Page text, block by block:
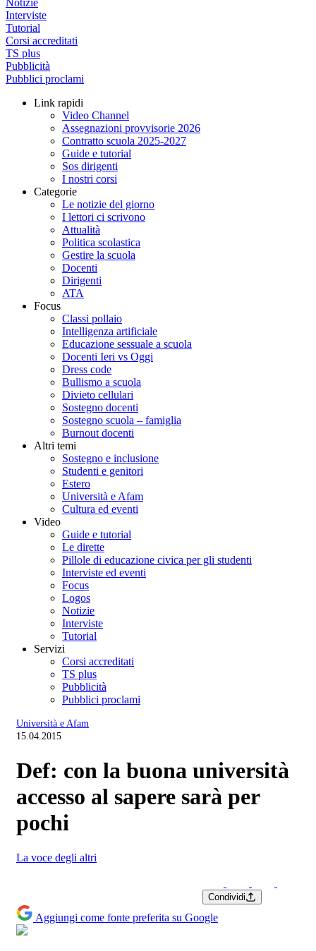
Notizie
Interviste
Tutorial
Corsi accreditati
TS plus
Pubblicità
Pubblici proclami
Link rapidi
Video Channel
Assegnazioni provvisorie 2026
Contratto scuola 2025-2027
Guide e tutorial
Sos dirigenti
I nostri corsi
Categorie
Le notizie del giorno
I lettori ci scrivono
Attualità
Politica scolastica
Gestire la scuola
Docenti
Dirigenti
ATA
Focus
Classi pollaio
Intelligenza artificiale
Educazione sessuale a scuola
Docenti Ieri vs Oggi
Dress code
Bullismo a scuola
Divieto cellulari
Sostegno docenti
Sostegno scuola – famiglia
Burnout docenti
Altri temi
Sostegno e inclusione
Studenti e genitori
Estero
Università e Afam
Cultura ed eventi
Video
Guide e tutorial
Le dirette
Pillole di educazione civica per gli studenti
Interviste ed eventi
Focus
Logos
Notizie
Interviste
Tutorial
Servizi
Corsi accreditati
TS plus
Pubblicità
Pubblici proclami
Università e Afam
15.04.2015
Def: con la buona università
accesso al sapere sarà per
pochi
La voce degli altri
Condividi
Aggiungi come fonte preferita su Google